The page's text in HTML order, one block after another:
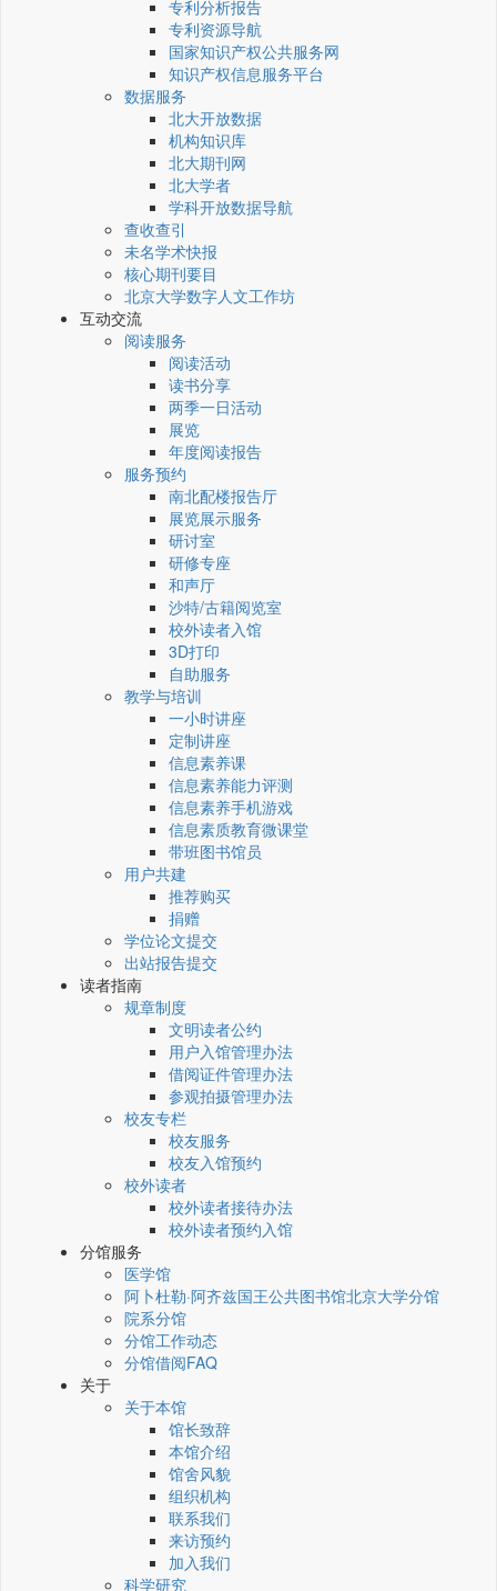
专利分析报告
专利资源导航
国家知识产权公共服务网
知识产权信息服务平台
数据服务
北大开放数据
机构知识库
北大期刊网
北大学者
学科开放数据导航
查收查引
未名学术快报
核心期刊要目
北京大学数字人文工作坊
互动交流
阅读服务
阅读活动
读书分享
两季一日活动
展览
年度阅读报告
服务预约
南北配楼报告厅
展览展示服务
研讨室
研修专座
和声厅
沙特/古籍阅览室
校外读者入馆
3D打印
自助服务
教学与培训
一小时讲座
定制讲座
信息素养课
信息素养能力评测
信息素养手机游戏
信息素质教育微课堂
带班图书馆员
用户共建
推荐购买
捐赠
学位论文提交
出站报告提交
读者指南
规章制度
文明读者公约
用户入馆管理办法
借阅证件管理办法
参观拍摄管理办法
校友专栏
校友服务
校友入馆预约
校外读者
校外读者接待办法
校外读者预约入馆
分馆服务
医学馆
阿卜杜勒·阿齐兹国王公共图书馆北京大学分馆
院系分馆
分馆工作动态
分馆借阅FAQ
关于
关于本馆
馆长致辞
本馆介绍
馆舍风貌
组织机构
联系我们
来访预约
加入我们
科学研究